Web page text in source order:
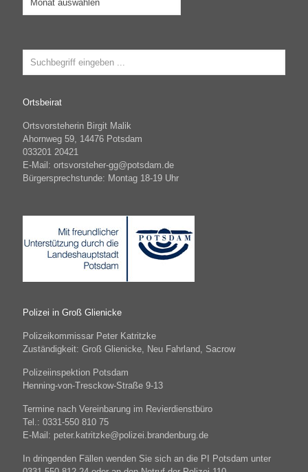
Ortsbeirat
Ortsvorsteherin Birgit Malik
Ahornweg 59, 14476 Potsdam
033201 20421
E-Mail: ortsvorsteher-gg@potsdam.de
Bürgersprechstunde: Montag 18-19 Uhr
Polizei in Groß Glienicke
Polizeikommissar Peter Katritzke
Zuständigkeit: Groß Glienicke, Neu Fahrland, Sacrow
Polizeiinspektion Potsdam
Henning-von-Tresckow-Straße 9-13
Termine nach Vereinbarung im Revierdienstbüro
Tel.: 0331-550 810 75
E-Mail: peter.katritzke@polizei.brandenburg.de
In dringenden Fällen wenden Sie sich an die PI Potsdam unter